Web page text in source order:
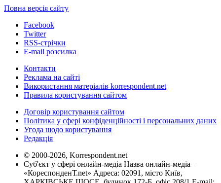
Повна версія сайту
Facebook
Twitter
RSS-стрічки
E-mail розсилка
Контакти
Реклама на сайті
Використання матеріалів korrespondent.net
Правила користування сайтом
Договір користування сайтом
Політика у сфері конфіденційності і персональних даних
Угода щодо користування
Редакція
© 2000-2026, Korrespondent.net
Суб'єкт у сфері онлайн-медіа Назва онлайн-медіа –
«КореспонденТ.net» Адреса: 02091, місто Київ,